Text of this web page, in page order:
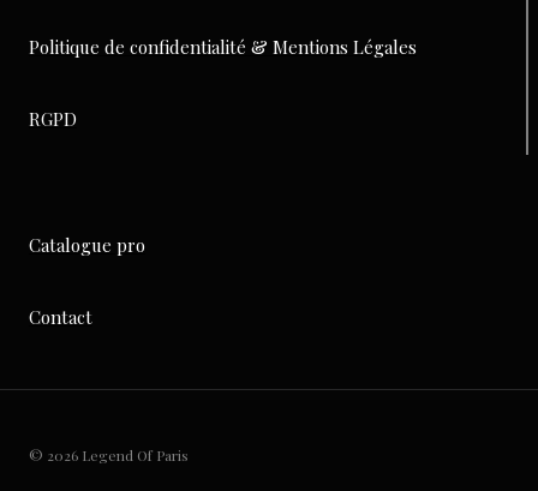
Politique de confidentialité & Mentions Légales
RGPD
Catalogue pro
Contact
© 2026 Legend Of Paris